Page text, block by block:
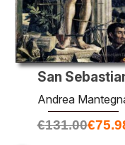
San
Andrea
€131.00€